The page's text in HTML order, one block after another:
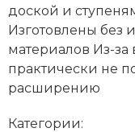
доской и
Изготовлены без
материалов Из-за
практически не
расширению
Категории: